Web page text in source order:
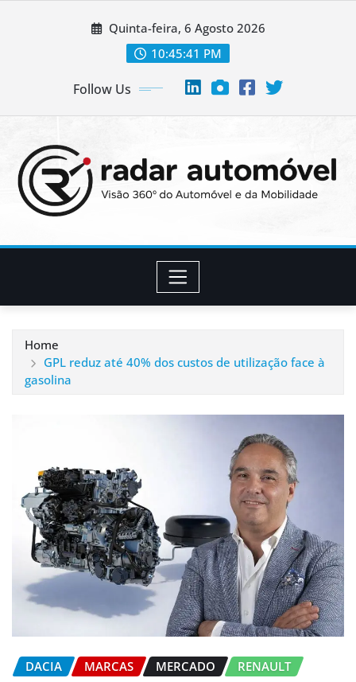
Quinta-feira, 6 Agosto 2026
10:45:42 PM
Follow Us
Home
GPL reduz até 40% dos custos de utilização face à
gasolina
DACIA MARCAS MERCADO RENAULT